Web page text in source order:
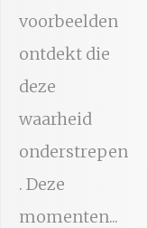
voorbeelden
ontdekt die
deze
waarheid
onderstrepen
. Deze
momenten...